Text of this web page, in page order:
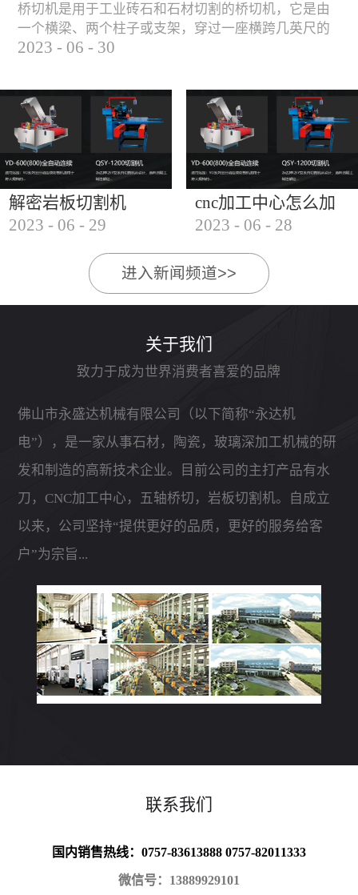
桥切机是用于工业砖石和石材切割的桥切机，它是由
一个横梁、两个柱子或支架，穿过一座横跨几英尺的
桥而构成，因其形状而得名。随着石材和工业砖石的
是用于实现快速切割大型石材和工业砖石的机器，具
有高效、节能、环保等优点，是现代建筑行业必不可
少的设备之一。但是，如何选择合适的桥切机厂家也
是很多消费者不得不面对的问题。选择一个靠谱的桥
切机厂家，是保证桥切机使用效果和...
2023 - 06 - 30
解密岩板切割机
2023 - 06 - 29
cnc加工中心怎么加
工石材
2023 - 06 - 28
进入新闻频道>>
关于我们
致力于成为世界消费者喜爱的品牌
佛山市永盛达机械有限公司（以下简称“永达机
电”），是一家从事石材，陶瓷，玻璃深加工机械的研
发和制造的高新技术企业。目前公司的主打产品有水
刀，CNC加工中心，五轴桥切，岩板切割机。自成立
以来，公司坚持“提供更好的品质，更好的服务给客
户”为宗旨...
联系我们
国内销售热线：0757-83613888 0757-82011333
微信号：13889929101